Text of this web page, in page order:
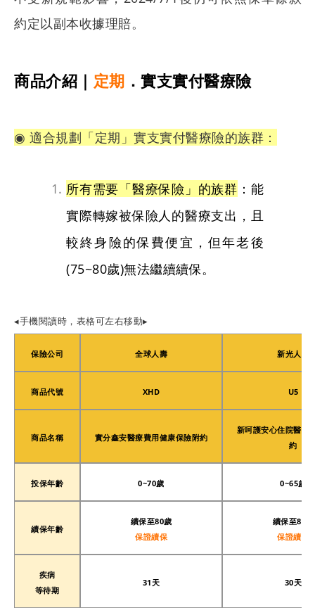
搜尋
約定以副本收據理賠。
商品介紹｜ 定期 ．實支實付醫療險
◉ 適合規劃「定期」實支實付醫療險的族群：
所有需要「醫療保險」的族群 ：能
實際轉嫁被保險人的醫療支出，且
較終身險的保費便宜，但年老後
(75~80歲)無法繼續續保。
◂手機閱讀時，表格可左右移動▸
保險公司 全球人壽 新光人壽
商品代號 XHD U5
商品名稱 實分鑫安醫療費用健康保險附約
新呵護安心住院醫療
約
投保年齡 0~70歲 0~65歲
續保年齡
續保至80歲
保證續保
續保至80歲
保證續保
疾病
等待期
31天 30天